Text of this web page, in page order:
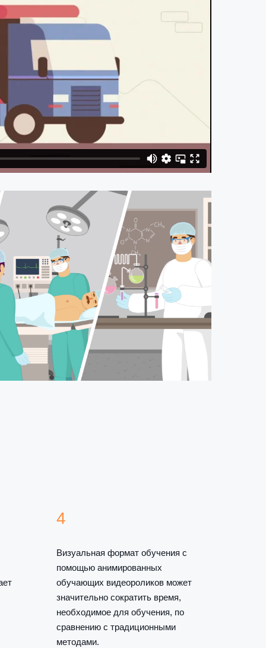
Визуальная формат обучения с
помощью анимированных
обучающих видеороликов может
значительно сократить время,
необходимое для обучения, по
сравнению с традиционными
методами.
4